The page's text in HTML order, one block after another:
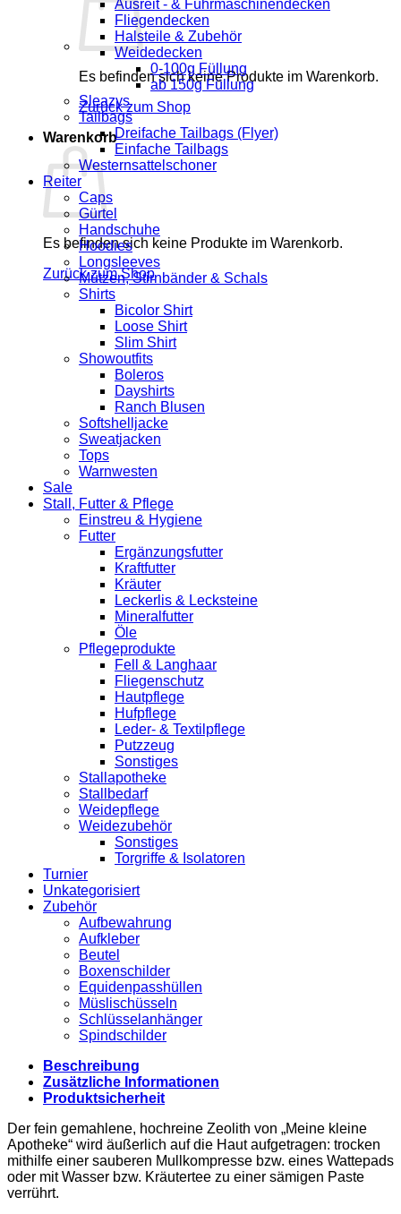
Es befinden sich keine Produkte im Warenkorb.
Zurück zum Shop
Warenkorb
Es befinden sich keine Produkte im Warenkorb.
Zurück zum Shop
Ausreit - & Führmaschinendecken
Fliegendecken
Halsteile & Zubehör
Weidedecken
0-100g Füllung
ab 150g Füllung
Sleazys
Tailbags
Dreifache Tailbags (Flyer)
Einfache Tailbags
Westernsattelschoner
Reiter
Caps
Gürtel
Handschuhe
Hoodies
Longsleeves
Mützen, Stirnbänder & Schals
Shirts
Bicolor Shirt
Loose Shirt
Slim Shirt
Showoutfits
Boleros
Dayshirts
Ranch Blusen
Softshelljacke
Sweatjacken
Tops
Warnwesten
Sale
Stall, Futter & Pflege
Einstreu & Hygiene
Futter
Ergänzungsfutter
Kraftfutter
Kräuter
Leckerlis & Lecksteine
Mineralfutter
Öle
Pflegeprodukte
Fell & Langhaar
Fliegenschutz
Hautpflege
Hufpflege
Leder- & Textilpflege
Putzzeug
Sonstiges
Stallapotheke
Stallbedarf
Weidepflege
Weidezubehör
Sonstiges
Torgriffe & Isolatoren
Turnier
Unkategorisiert
Zubehör
Aufbewahrung
Aufkleber
Beutel
Boxenschilder
Equidenpasshüllen
Müslischüsseln
Schlüsselanhänger
Spindschilder
Beschreibung
Zusätzliche Informationen
Produktsicherheit
Der fein gemahlene, hochreine Zeolith von „Meine kleine
Apotheke“ wird äußerlich auf die Haut aufgetragen: trocken
mithilfe einer sauberen Mullkompresse bzw. eines Wattepads
oder mit Wasser bzw. Kräutertee zu einer sämigen Paste
verrührt.